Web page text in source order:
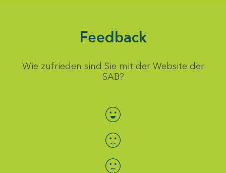
Feedback
Wie zufrieden sind Sie mit der Website der
SAB?
Bewertung auswählen